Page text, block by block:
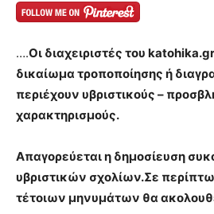
….Οι διαχειριστές του
δικαίωμα τροποποίησης ή
περιέχουν υβριστικούς –
χαρακτηρισμούς.
Απαγορεύεται η δημοσίευση
υβριστικών σχολίων.Σε
τέτοιων μηνυμάτων θα